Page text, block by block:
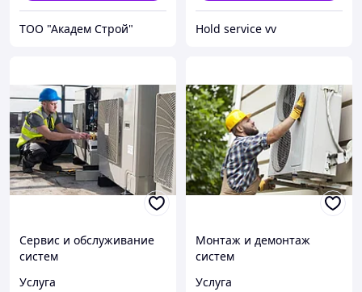
ТОО "Академ Строй" Hold service vv
Сервис и обслуживание
систем
Услуга
Монтаж и демонтаж
систем
Услуга